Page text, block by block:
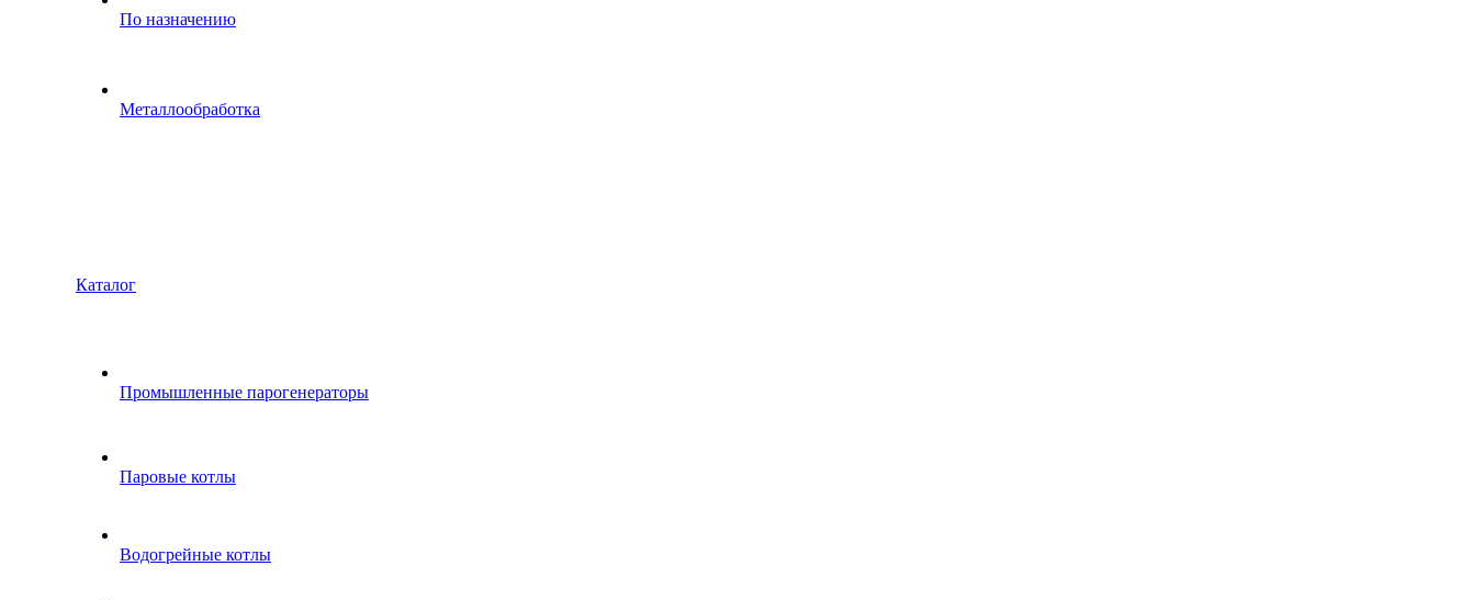
По назначению
Металлообработка
Каталог
Промышленные парогенераторы
Паровые котлы
Водогрейные котлы